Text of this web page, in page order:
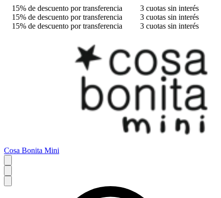
15% de descuento por transferencia
3 cuotas sin interés
15% de descuento por transferencia
3 cuotas sin interés
15% de descuento por transferencia
3 cuotas sin interés
Cosa Bonita Mini